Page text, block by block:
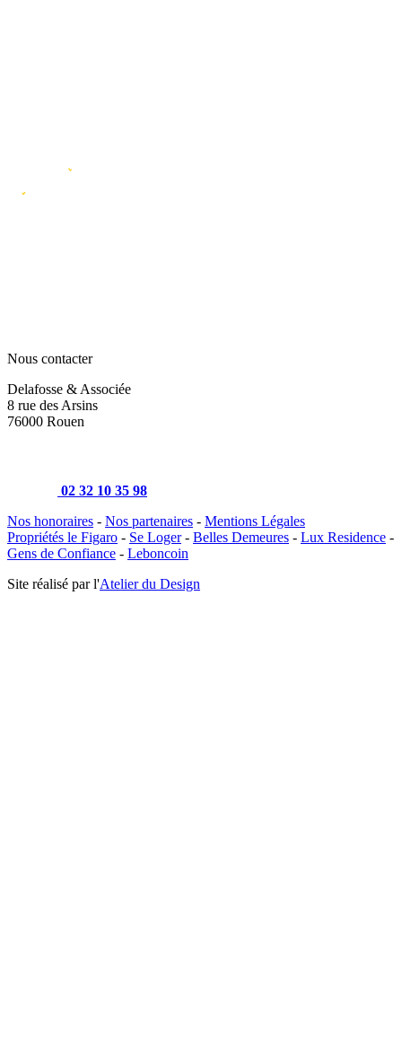
Nous contacter
Delafosse & Associée
8 rue des Arsins
76000 Rouen
02 32 10 35 98
Nos honoraires - Nos partenaires - Mentions Légales
Propriétés le Figaro - Se Loger- Belles Demeures - Lux Residence -
Gens de Confiance - Leboncoin
Site réalisé par l'Atelier du Design